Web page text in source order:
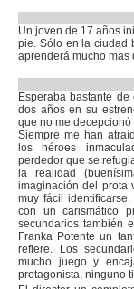
Un joven de 17 años
pie. Sólo en la ciudad
aprenderá mucho
Esperaba bastante
dos años en su
que no me decepcionó
Siempre me han
los héroes
perdedor que se
la realidad
imaginación del prota
muy fácil
con un carismático
secundarios también
Franka Potente un
refiere. Los
mucho juego y
protagonista, ninguno